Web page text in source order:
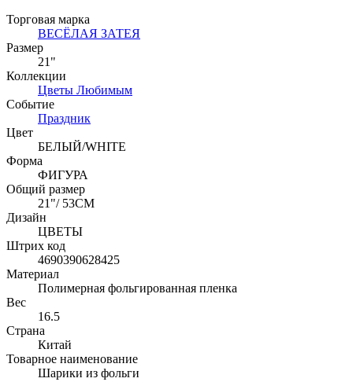
Торговая марка
ВЕСЁЛАЯ ЗАТЕЯ
Размер
21"
Коллекции
Цветы Любимым
Событие
Праздник
Цвет
БЕЛЫЙ/WHITE
Форма
ФИГУРА
Общий размер
21"/ 53CM
Дизайн
ЦВЕТЫ
Штрих код
4690390628425
Материал
Полимерная фольгированная пленка
Вес
16.5
Страна
Китай
Товарное наименование
Шарики из фольги